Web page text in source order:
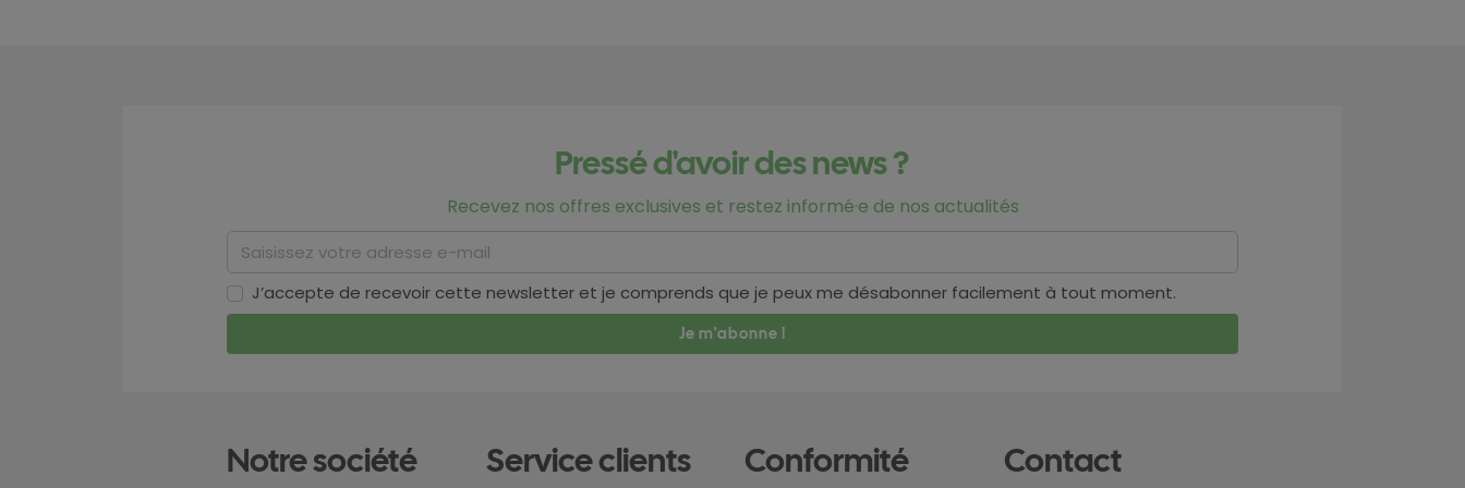
Pressé d'avoir des news ?
Recevez nos offres exclusives et restez informé·e de nos actualités
J’accepte de recevoir cette newsletter et je comprends que je peux me désabonner facilement à tout moment.
Notre société Service clients Conformité Contact